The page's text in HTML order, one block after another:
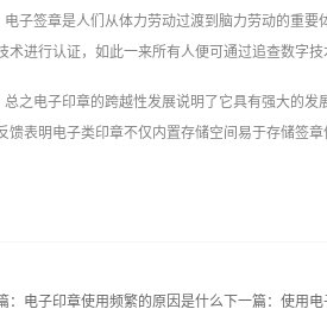
电子签章是人们从体力劳动过渡到脑力劳动的重
术进行认证，如此一来所有人便可通过追查数字
总之电子印章‍的跨越性发展说明了它具有强大的
馈表明电子类印章不仅内置存储空间易于存储签
： 电子印章使用频繁的原因是什么下一篇：使用电